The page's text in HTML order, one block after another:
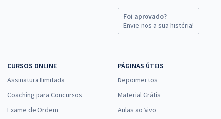
Foi aprovado?
Envie-nos a sua história!
CURSOS ONLINE
Assinatura Ilimitada
Coaching para Concursos
Exame de Ordem
PÁGINAS ÚTEIS
Depoimentos
Material Grátis
Aulas ao Vivo